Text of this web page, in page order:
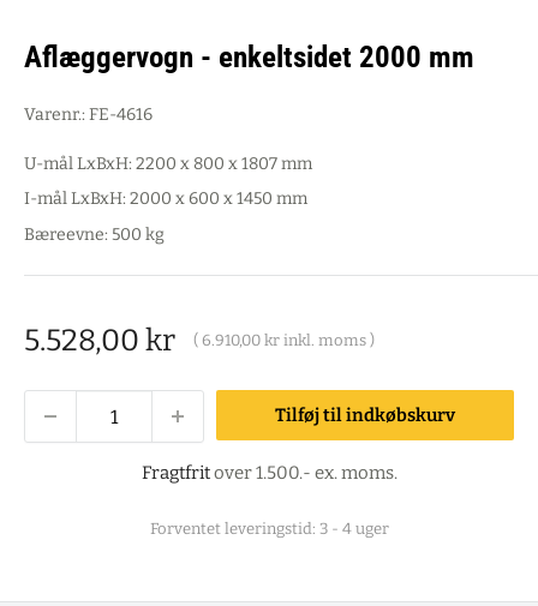
Aflæggervogn - enkeltsidet 2000 mm
Varenr.: FE-4616
U-mål LxBxH: 2200 x 800 x 1807 mm
I-mål LxBxH: 2000 x 600 x 1450 mm
Bæreevne: 500 kg
Salgspris
5.528,00 kr ( 6.910,00 kr inkl. moms )
Tilføj til indkøbskurv
Fragtfritover 1.500.- ex. moms.
Forventet leveringstid: 3 - 4 uger